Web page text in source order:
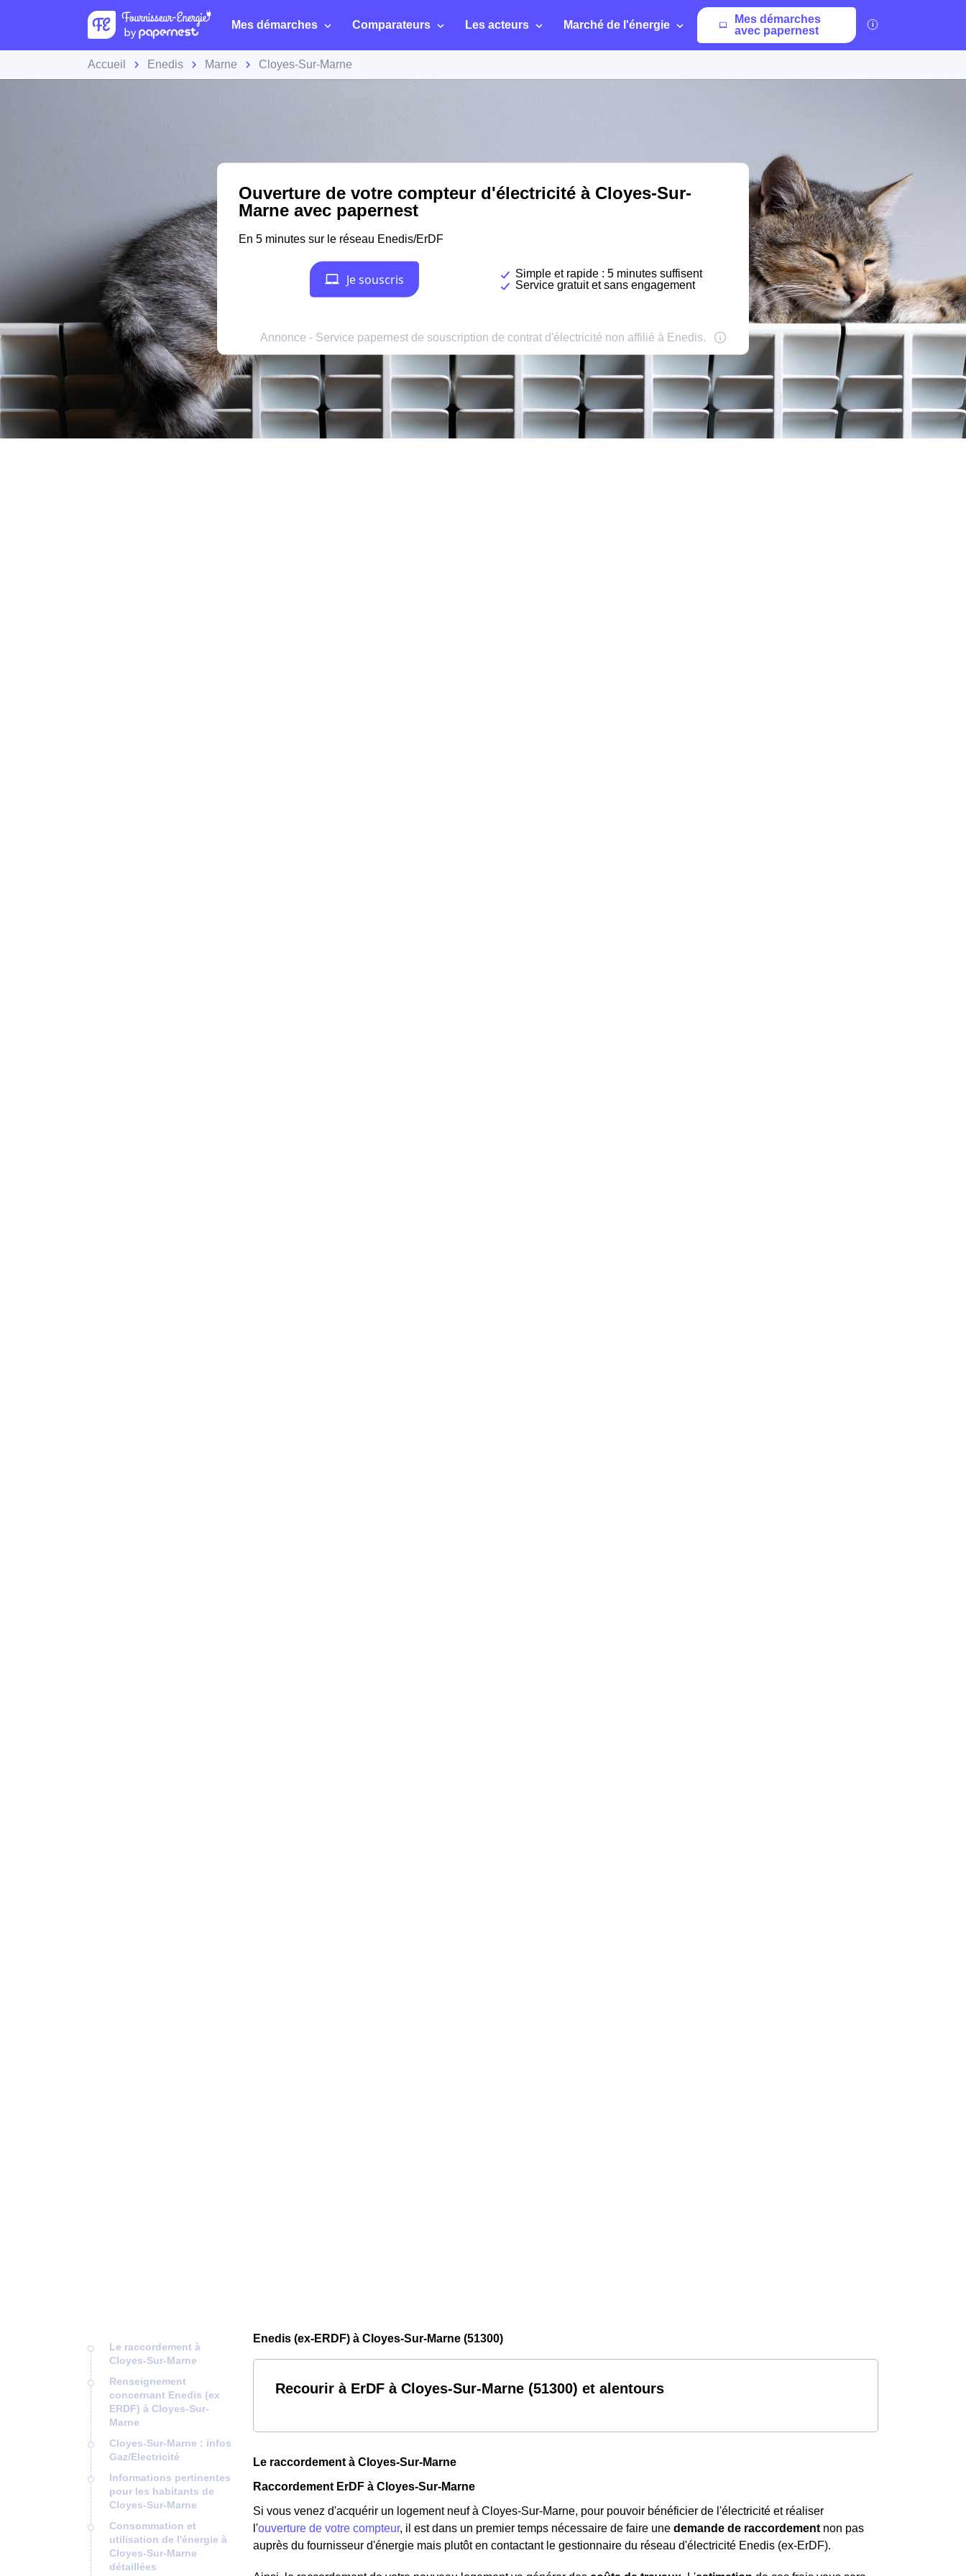
Mes démarches Comparateurs Les acteurs Marché de l'énergie
Mes démarches
avec papernest
Accueil Enedis Marne Cloyes-Sur-Marne
Le raccordement à
Cloyes-Sur-Marne
Renseignement
concernant Enedis (ex
ERDF) à Cloyes-Sur-
Marne
Cloyes-Sur-Marne : infos
Gaz/Electricité
Informations pertinentes
pour les habitants de
Cloyes-Sur-Marne
Consommation et
utilisation de l'énergie à
Cloyes-Sur-Marne
détaillées
Enedis (ex-ERDF) à Cloyes-Sur-Marne (51300)
Recourir à ErDF à Cloyes-Sur-Marne (51300) et alentours
Le raccordement à Cloyes-Sur-Marne
Raccordement ErDF à Cloyes-Sur-Marne
Si vous venez d'acquérir un logement neuf à Cloyes-Sur-Marne, pour pouvoir bénéficier de l'électricité et réaliser
l'ouverture de votre compteur, il est dans un premier temps nécessaire de faire une demande de raccordement non pas
auprès du fournisseur d'énergie mais plutôt en contactant le gestionnaire du réseau d'électricité Enedis (ex-ErDF).